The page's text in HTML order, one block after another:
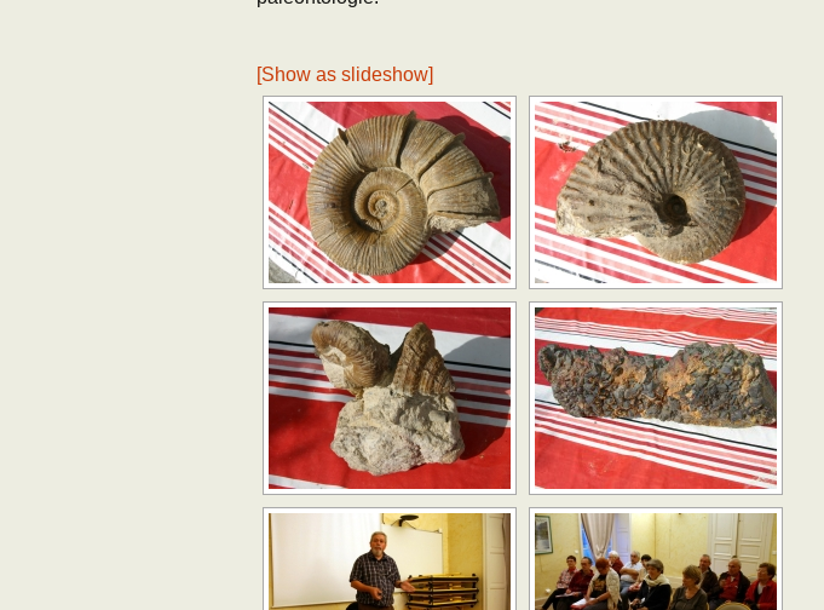
[Show as slideshow]